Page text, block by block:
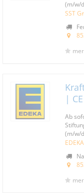
(m/w/
SST
|
Ab
(m/w/